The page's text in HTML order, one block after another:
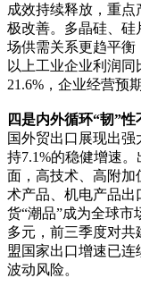
成效持续释放，重
极改善。多晶硅、硅
场供需关系更趋平衡
以上工业企业利润
21.6%，企业经营预
四是内外循环“韧”性
国外贸出口展现出
持7.1%的稳健增速
面，高技术、高附加
术产品、机电产品出
货“潮品”成为全球市
多元，前三季度对共
盟国家出口增速已连
波动风险。